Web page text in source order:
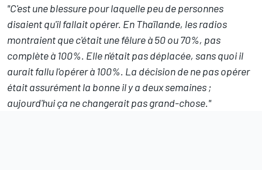
"C'est une blessure pour laquelle peu de personnes
disaient qu'il fallait opérer. En Thaïlande, les radios
montraient que c'était une fêlure à 50 ou 70%, pas
complète à 100%. Elle n'était pas déplacée, sans quoi il
aurait fallu l'opérer à 100%. La décision de ne pas opérer
était assurément la bonne il y a deux semaines ;
aujourd'hui ça ne changerait pas grand-chose."